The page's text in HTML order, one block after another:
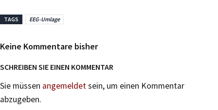
TAGS EEG-Umlage
Keine Kommentare bisher
SCHREIBEN SIE EINEN KOMMENTAR
Sie müssen angemeldetsein, um einen Kommentar
abzugeben.